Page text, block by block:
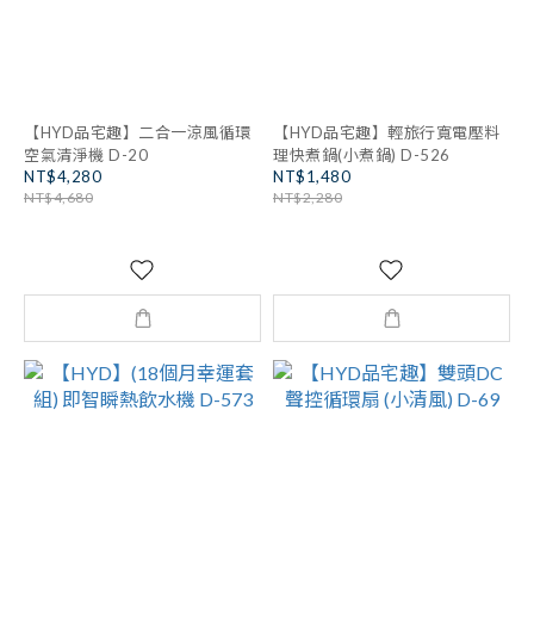
【HYD品宅趣】二合一涼風循環
空氣清淨機 D-20
NT$4,280
NT$4,680
【HYD品宅趣】輕旅行寬電壓料
理快煮鍋(小煮鍋) D-526
NT$1,480
NT$2,280